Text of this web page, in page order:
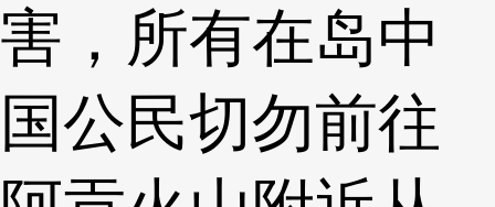
害，所有在岛中
国公民切勿前往